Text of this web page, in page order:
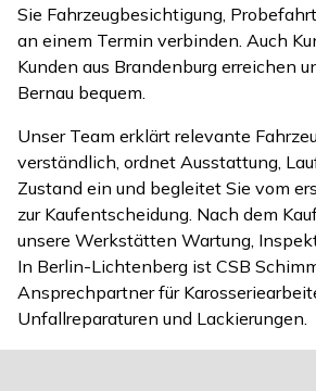
Sie Fahrzeugbesichtigung,
an einem Termin verbinden. Auch
Kunden aus Brandenburg erreichen
Bernau bequem.
Unser Team erklärt relevante
verständlich, ordnet Ausstattung,
Zustand ein und begleitet Sie vom
zur Kaufentscheidung. Nach dem
unsere Werkstätten Wartung,
In Berlin-Lichtenberg ist CSB
Ansprechpartner für
Unfallreparaturen und Lackierungen.